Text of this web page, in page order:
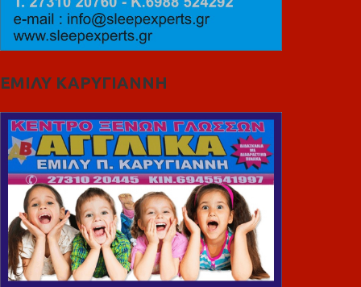
ΕΜΙΛΥ ΚΑΡΥΓΙΑΝΝΗ